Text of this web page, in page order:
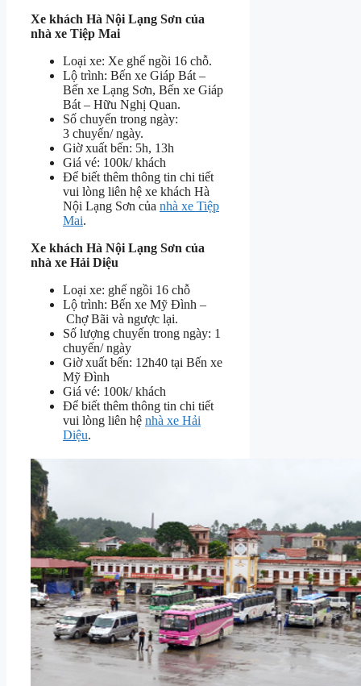
Xe khách Hà Nội Lạng Sơn của
nhà xe Tiệp Mai
Loại xe: Xe ghế ngồi 16 chỗ.
Lộ trình: Bến xe Giáp Bát –
Bến xe Lạng Sơn, Bến xe Giáp
Bát – Hữu Nghị Quan.
Số chuyến trong ngày:
3 chuyến/ ngày.
Giờ xuất bến: 5h, 13h
Giá vé: 100k/ khách
Để biết thêm thông tin chi tiết
vui lòng liên hệ xe khách Hà
Nội Lạng Sơn của nhà xe Tiệp
Mai.
Xe khách Hà Nội Lạng Sơn của
nhà xe Hải Diệu
Loại xe: ghế ngồi 16 chỗ
Lộ trình: Bến xe Mỹ Đình –
Chợ Bãi và ngược lại.
Số lượng chuyến trong ngày: 1
chuyến/ ngày
Giờ xuất bến: 12h40 tại Bến xe
Mỹ Đình
Giá vé: 100k/ khách
Để biết thêm thông tin chi tiết
vui lòng liên hệ nhà xe Hải
Diệu.